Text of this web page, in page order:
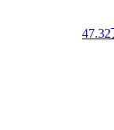
47.32